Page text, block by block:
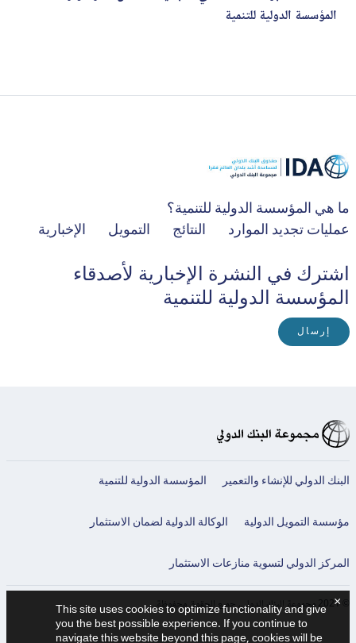
المؤسسة الدولية للتنمية
ما هي المؤسسة الدولية للتنمية؟
عمليات تجديد الموارد
النتائج التمويل الإخبارية
اشترك في النشرة الإخبارية لأصدقاء
المؤسسة الدولية للتنمية
إرسال
البنك الدولي للإنشاء والتعمير المؤسسة الدولية للتنمية
مؤسسة التمويل الدولية الوكالة الدولية لضمان الاستثمار
المركز الدولي لتسوية منازعات الاستثمار
This site uses cookies to optimize functionality and give
you the best possible experience. If you continue to
navigate this website beyond this page, cookies will be
×